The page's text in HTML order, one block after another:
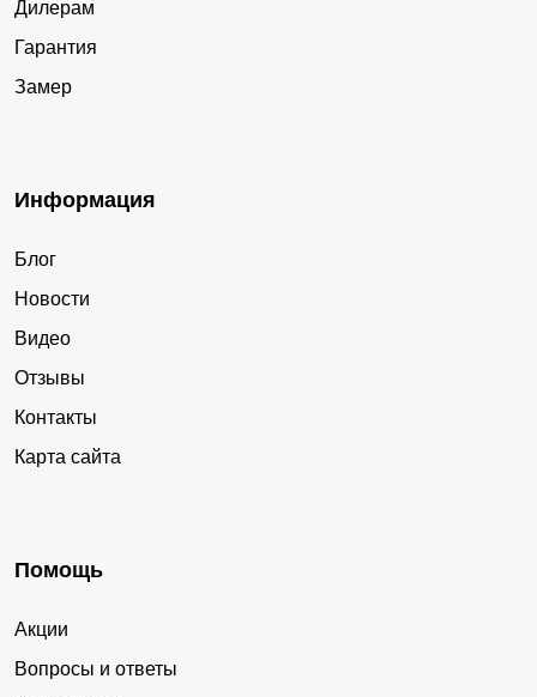
Дилерам
Гарантия
Замер
Информация
Блог
Новости
Видео
Отзывы
Контакты
Карта сайта
Помощь
Акции
Вопросы и ответы